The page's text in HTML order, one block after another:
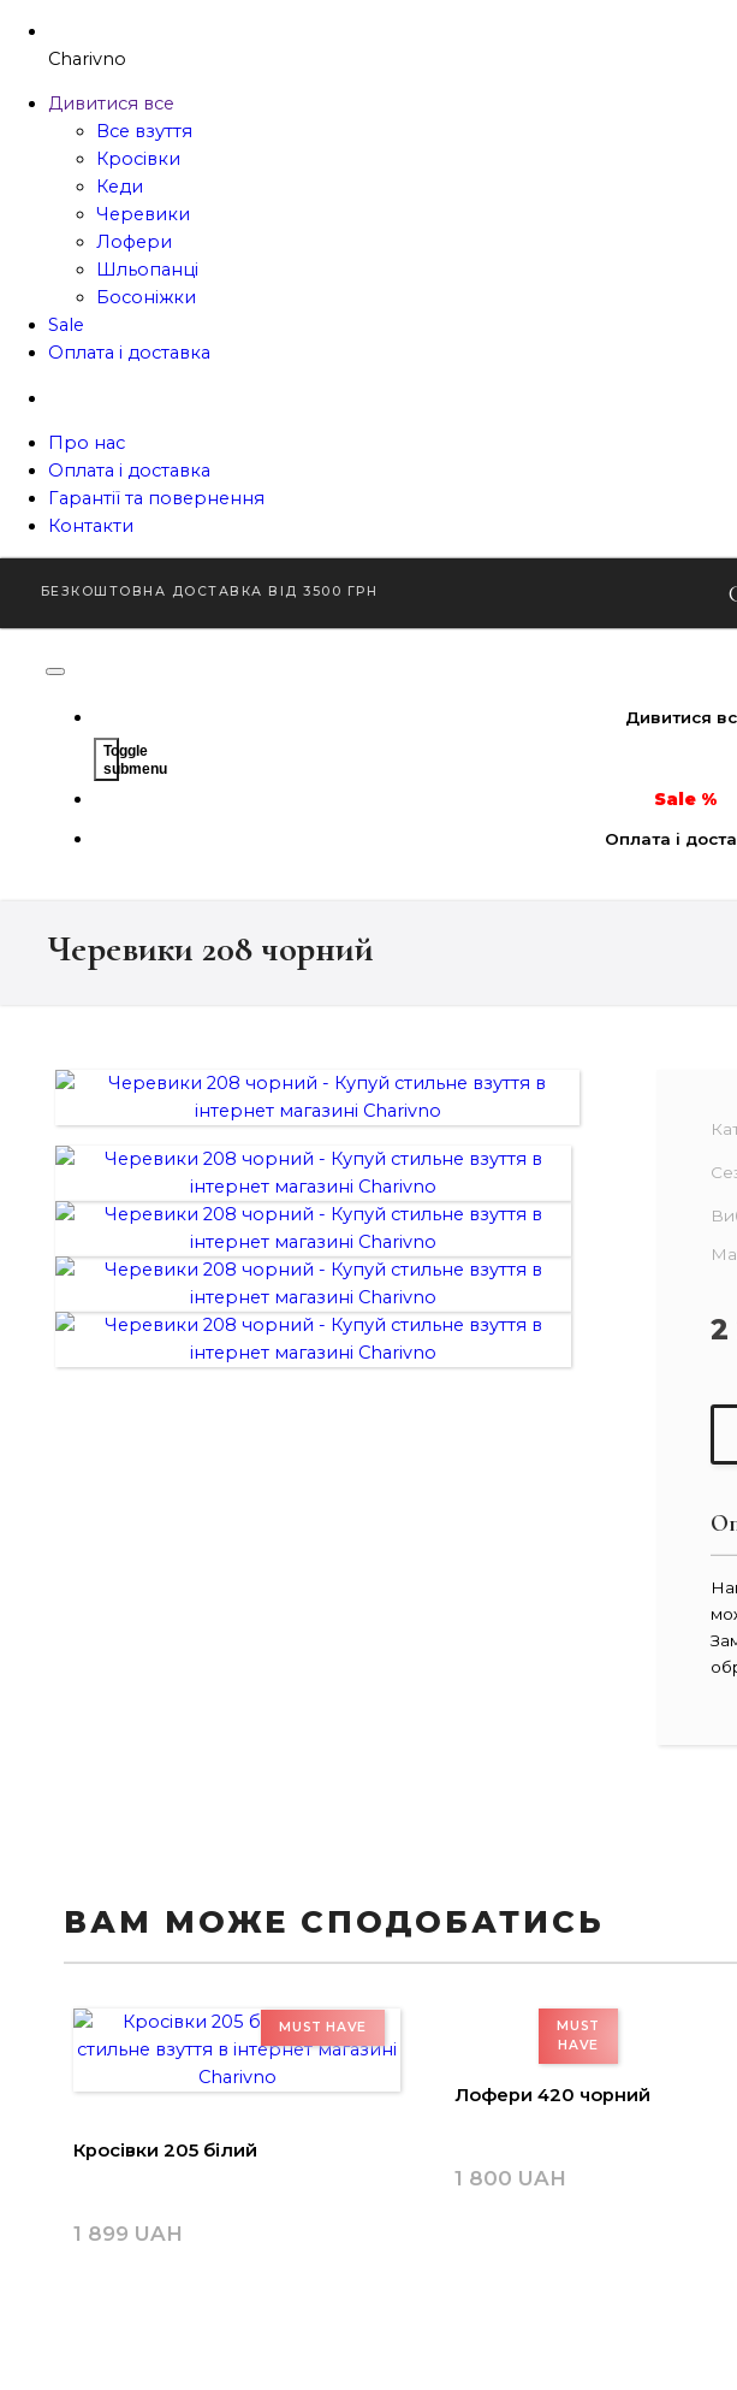
Charivno
Дивитися все
Все взуття
Кросівки
Кеди
Черевики
Лофери
Шльопанці
Босоніжки
Sale
Оплата і доставка
Про нас
Оплата і доставка
Гарантії та повернення
Контакти
БЕЗКОШТОВНА ДОСТАВКА ВІД 3500 ГРН
Дивитися
Toggle
submenu
Sale
Оплата і
Черевики 208 чорний
2
ВАМ МОЖЕ СПОДОБАТИСЬ
Кросівки 205 білий
1 899 UAH
Лофери 420 чорний
1 800 UAH